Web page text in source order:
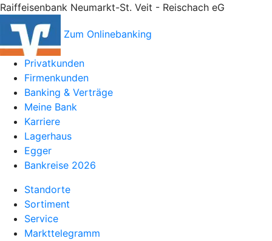
Raiffeisenbank Neumarkt-St. Veit - Reischach eG
Zum Onlinebanking
Privatkunden
Firmenkunden
Banking & Verträge
Meine Bank
Karriere
Lagerhaus
Egger
Bankreise 2026
Standorte
Sortiment
Service
Markttelegramm